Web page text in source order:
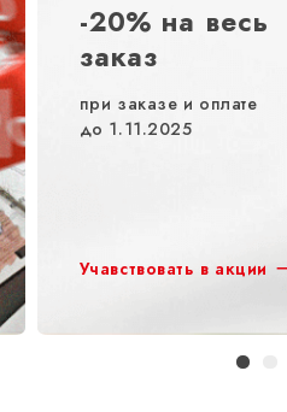
-20% на весь
заказ
при заказе и оплате
до 1.11.2025
Учавствовать в акции